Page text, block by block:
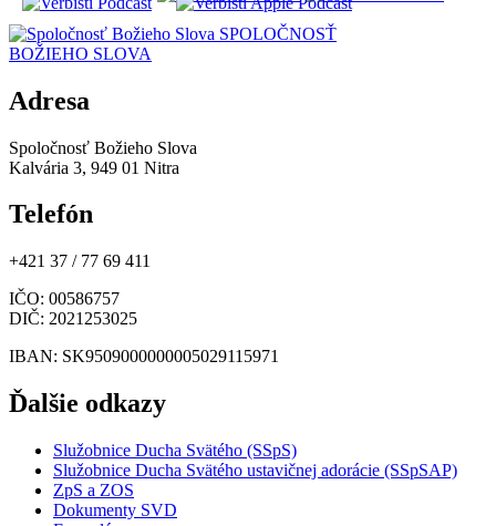
SPOLOČNOSŤ
BOŽIEHO SLOVA
Adresa
Spoločnosť Božieho Slova
Kalvária 3, 949 01 Nitra
Telefón
+421 37 / 77 69 411
IČO: 00586757
DIČ: 2021253025
IBAN: SK9509000000005029115971
Ďalšie odkazy
Služobnice Ducha Svätého (SSpS)
Služobnice Ducha Svätého ustavičnej adorácie (SSpSAP)
ZpS a ZOS
Dokumenty SVD